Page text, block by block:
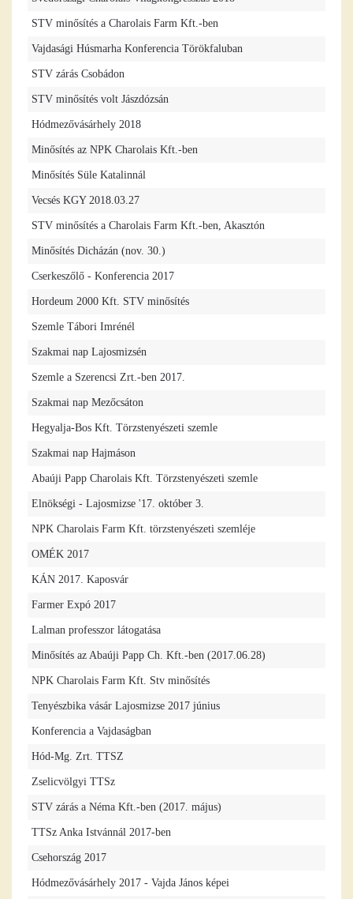
STV minősítés a Charolais Farm Kft.-ben
Vajdasági Húsmarha Konferencia Törökfaluban
STV zárás Csobádon
STV minősítés volt Jászdózsán
Hódmezővásárhely 2018
Minősítés az NPK Charolais Kft.-ben
Minősítés Süle Katalinnál
Vecsés KGY 2018.03.27
STV minősítés a Charolais Farm Kft.-ben, Akasztón
Minősítés Dicházán (nov. 30.)
Cserkeszőlő - Konferencia 2017
Hordeum 2000 Kft. STV minősítés
Szemle Tábori Imrénél
Szakmai nap Lajosmizsén
Szemle a Szerencsi Zrt.-ben 2017.
Szakmai nap Mezőcsáton
Hegyalja-Bos Kft. Törzstenyészeti szemle
Szakmai nap Hajmáson
Abaúji Papp Charolais Kft. Törzstenyészeti szemle
Elnökségi - Lajosmizse '17. október 3.
NPK Charolais Farm Kft. törzstenyészeti szemléje
OMÉK 2017
KÁN 2017. Kaposvár
Farmer Expó 2017
Lalman professzor látogatása
Minősítés az Abaúji Papp Ch. Kft.-ben (2017.06.28)
NPK Charolais Farm Kft. Stv minősítés
Tenyészbika vásár Lajosmizse 2017 június
Konferencia a Vajdaságban
Hód-Mg. Zrt. TTSZ
Zselicvölgyi TTSz
STV zárás a Néma Kft.-ben (2017. május)
TTSz Anka Istvánnál 2017-ben
Csehország 2017
Hódmezővásárhely 2017 - Vajda János képei